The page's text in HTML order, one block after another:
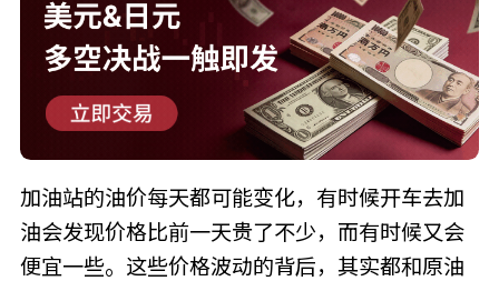
加油站的油价每天都可能变化，有时候开车去加
油会发现价格比前一天贵了不少，而有时候又会
便宜一些。这些价格波动的背后，其实都和原油